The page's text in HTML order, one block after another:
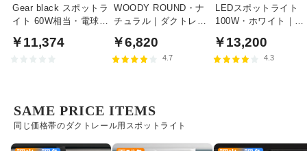
Gear black スポットラ
イト 60W相当・電球色
￥11,374
WOODY ROUND・ナ
チュラル｜ダクトレー
￥6,820
4.7
LEDスポットライト
100W・ホワイト｜光
￥13,200
4.3
同じ価格帯のダクトレール用スポットライト
SAME PRICE ITEMS